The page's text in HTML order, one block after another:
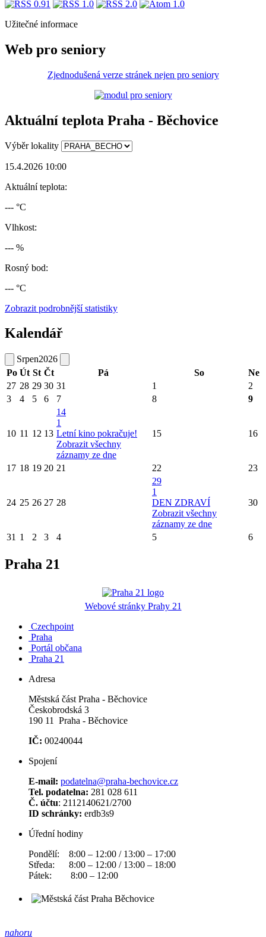
Užitečné informace
Web pro seniory
Zjednodušená verze stránek nejen pro seniory
Aktuální teplota Praha - Běchovice
Výběr lokality
15.4.2026 10:00
Aktuální teplota:
--- °C
Vlhkost:
--- %
Rosný bod:
--- °C
Zobrazit podrobnější statistiky
Kalendář
Srpen2026
Po Út St Čt Pá So
Ne
27 28 29 30 31 1
2
3
4 5 6 7 8 9
10 11 12 13
14
1
Letní kino pokračuje!
Zobrazit všechny
záznamy ze dne
15 16
17 18 19 20 21 22 23
24 25 26 27 28
29
1
DEN ZDRAVÍ
Zobrazit všechny
záznamy ze dne
30
31 1 2 3 4 5 6
Praha 21
Webové stránky Prahy 21
Czechpoint
Praha
Portál občana
Praha 21
Adresa
Městská část Praha - Běchovice
Českobrodská 3
190 11 Praha - Běchovice
IČ: 00240044
Spojení
E-mail: podatelna@praha-bechovice.cz
Tel. podatelna: 281 028 611
Č. účtu: 2112140621/2700
ID schránky: erdb3s9
Úřední hodiny
Pondělí: 8:00 – 12:00 / 13:00 – 17:00
Středa: 8:00 – 12:00 / 13:00 – 18:00
Pátek: 8:00 – 12:00
nahoru